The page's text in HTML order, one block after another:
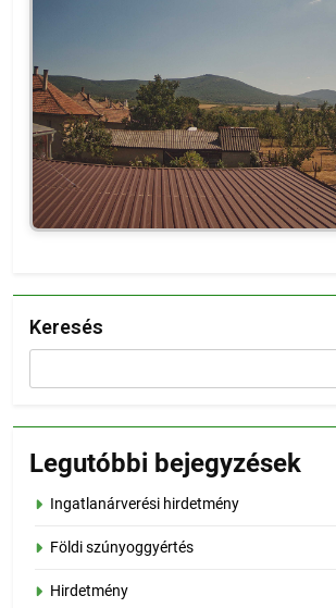
Keresés
Legutóbbi bejegyzések
Ingatlanárverési hirdetmény
Földi szúnyoggyértés
Hirdetmény